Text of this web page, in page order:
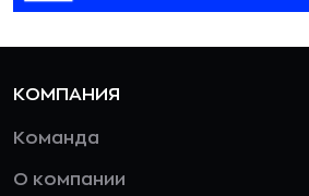
КОМПАНИЯ
Команда
О компании